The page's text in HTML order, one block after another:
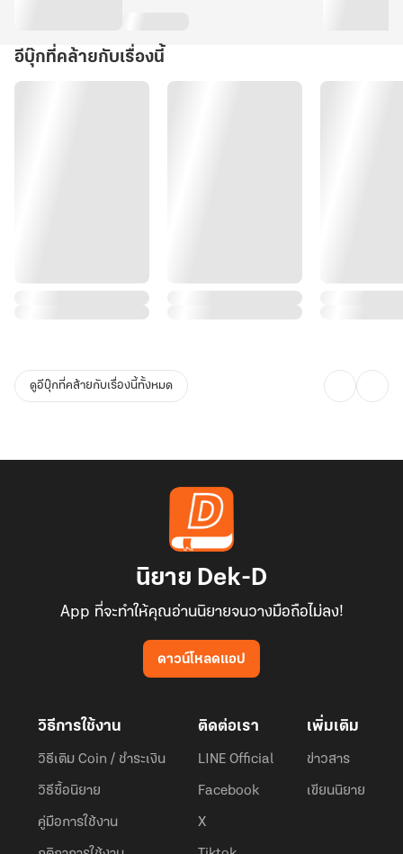
อีบุ๊กที่คล้ายกับเรื่องนี้
ดูอีบุ๊กที่คล้ายกับเรื่องนี้ทั้งหมด
นิยาย Dek-D
App ที่จะทำให้คุณอ่านนิยายจนวางมือถือไม่ลง!
ดาวน์โหลดแอป
วิธีการใช้งาน
วิธีเติม Coin / ชำระเงิน
วิธีซื้อนิยาย
คู่มือการใช้งาน
ติดต่อเรา
LINE Official
Facebook
X
เพิ่มเติม
ข่าวสาร
เขียนนิยาย